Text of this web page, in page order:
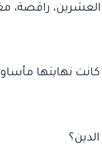
العشرين، راقصة،
نهايتها